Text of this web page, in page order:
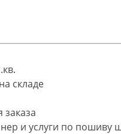
складе
заказа
и услуги по